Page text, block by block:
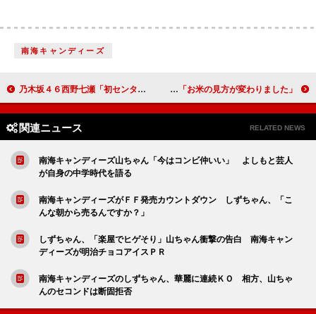
南海キャンディーズ
乃木坂４６西野七瀬「初センターに燃えてます」 農林水産省でまきストーブに火入れ 木村佳乃、日本食のイメージキャラクターに ２児の母として「お米の見方が変わりました」
関連ニュース RELATED NEWS
南海キャンディーズ山ちゃん「今はコンビ仲いい」 よしもと芸人
が自身の中学時代を語る
南海キャンディーズがＦＦ発売カウントダウン しずちゃん、「こ
んな朝から売るんですか？」
しずちゃん、「楽屋でヒゲそり」山ちゃん衝撃の告白 南海キャン
ディーズが明治チョコアイスＰＲ
南海キャンディーズのしずちゃん、華麗に連続ＫＯ 相方、山ちゃ
んのセコンドは断固拒否